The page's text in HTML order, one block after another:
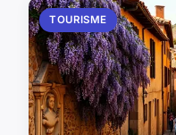
TOURISME